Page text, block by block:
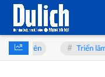
Triển lãm 'Thể Lạ': Khi con